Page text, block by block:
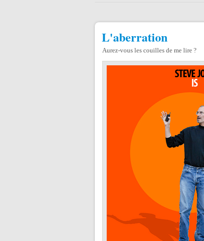
L'aberration
Aurez-vous les couilles de me lire ?